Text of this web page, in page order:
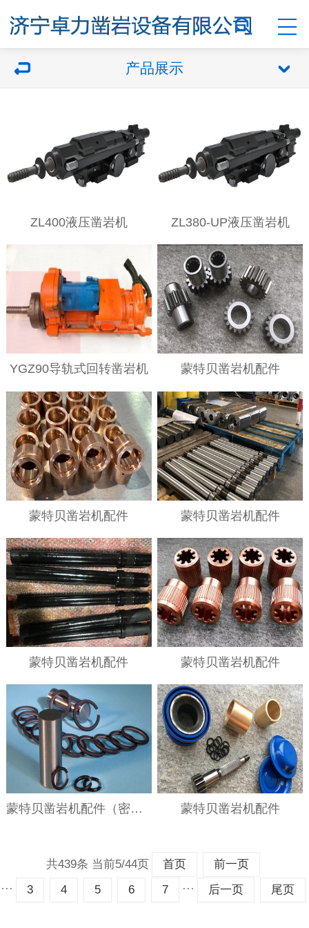
产品展示
ZL400液压凿岩机 ZL380-UP液压凿岩机
YGZ90导轨式回转凿岩机 蒙特贝凿岩机配件
蒙特贝凿岩机配件 蒙特贝凿岩机配件
蒙特贝凿岩机配件 蒙特贝凿岩机配件
蒙特贝凿岩机配件（密封） 蒙特贝凿岩机配件
共439条 当前5/44页 首页
前一页
···
3 4 5 6 7 ··· 后一页 尾页